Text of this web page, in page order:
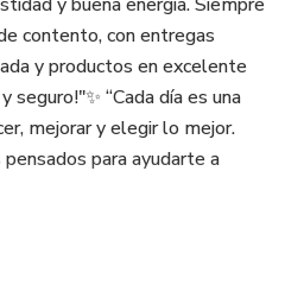
contento, con entregas
y productos en excelente
seguro!"✨ “Cada día es una
mejorar y elegir lo mejor.
para ayudarte a